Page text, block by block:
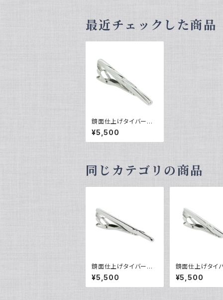
最近チェックした商品
鏡面仕上げタイバー
VQT-0305
¥5,500
同じカテゴリの商品
鏡面仕上げタイバー
VQT-0301
¥5,500
鏡面仕上げタ
VQT-0302
¥5,500